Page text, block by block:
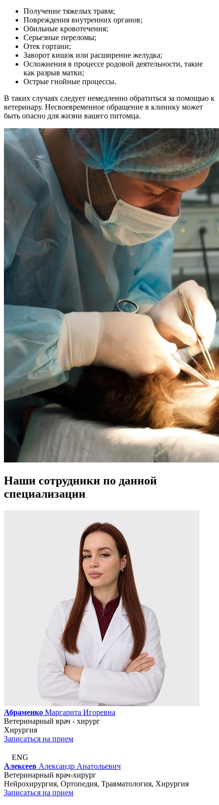
Получение тяжелых травм;
Повреждения внутренних органов;
Обильные кровотечения;
Серьезные переломы;
Отек гортани;
Заворот кишок или расширение желудка;
Осложнения в процессе родовой деятельности, такие
как разрыв матки;
Острые гнойные процессы.
В таких случаях следует немедленно обратиться за помощью к
ветеринару. Несвоевременное обращение в клинику может
быть опасно для жизни вашего питомца.
Наши сотрудники по данной
специализации
Абраменко Маргарита Игоревна
Ветеринарный врач - хирург
Хирургия
Записаться на прием
ENG
Алексеев Александр Анатольевич
Ветеринарный врач-хирург
Нейрохирургия, Ортопедия, Травматология, Хирургия
Записаться на прием